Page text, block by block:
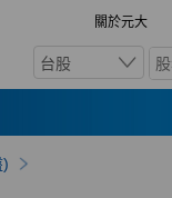
關於元大
台股
)